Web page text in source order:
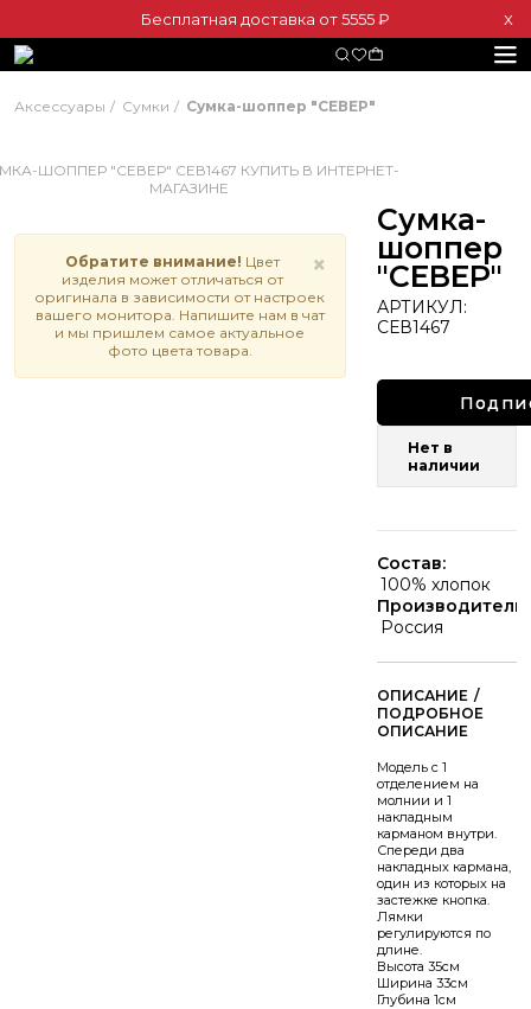
Бесплатная доставка от 5555 ₽ Х
Аксессуары Сумки Сумка-шоппер "СЕВЕР"
×
Обратите внимание! Цвет
изделия может отличаться от
оригинала в зависимости от настроек
вашего монитора. Напишите нам в чат
и мы пришлем самое актуальное
фото цвета товара.
Сумка-
шоппер
"СЕВЕР"
АРТИКУЛ:
СЕВ1467
Нет в
наличии
Состав:
100% хлопок
Производитель:
Россия
/
Модель с 1
отделением на
молнии и 1
накладным
карманом внутри.
Спереди два
накладных кармана,
один из которых на
застежке кнопка.
Лямки
регулируются по
длине.
Высота 35см
Ширина 33см
Глубина 1см